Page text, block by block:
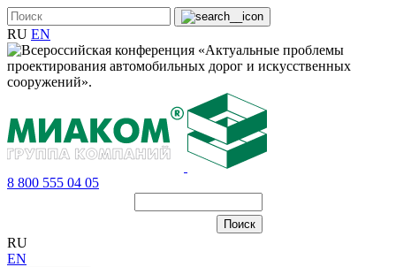
RU EN
8 800 555 04 05
RU
EN